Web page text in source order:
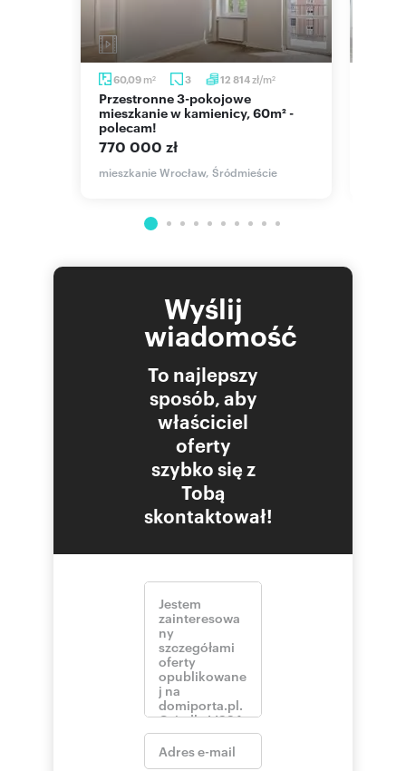
60,09 m2 3 12 814zł/m2
Przestronne 3-pokojowe
mieszkanie w kamienicy, 60m² -
polecam!
770 000 zł
mieszkanie Wrocław, Śródmieście
Wyślij
wiadomość
To najlepszy
sposób, aby
właściciel
oferty
szybko się z
Tobą
skontaktował!